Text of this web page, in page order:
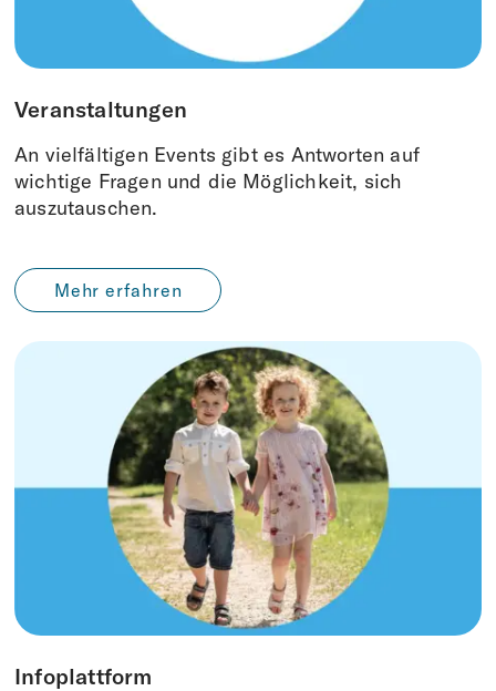
Veranstaltungen
An vielfältigen Events gibt es Antworten auf
wichtige Fragen und die Möglichkeit, sich
auszutauschen.
Mehr erfahren
Infoplattform